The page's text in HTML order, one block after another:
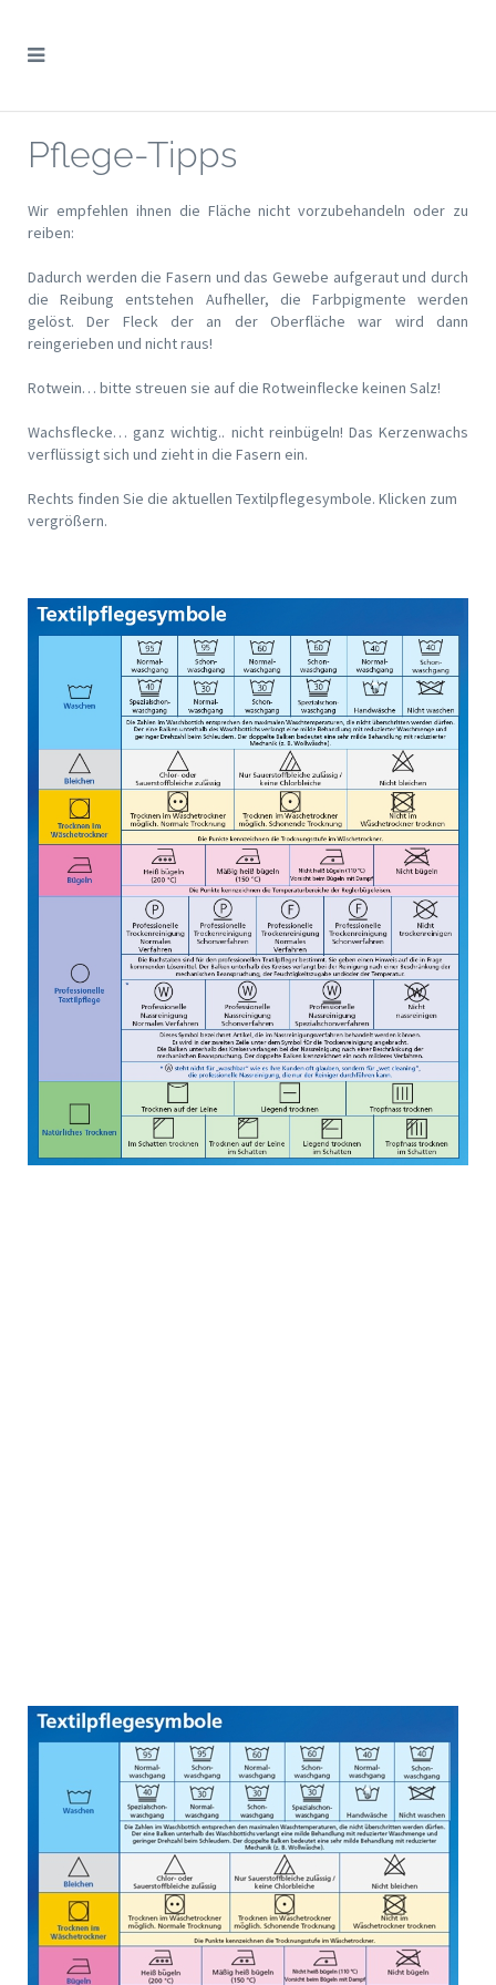
Pflege-Tipps
Wir empfehlen ihnen die Fläche nicht vorzubehandeln oder zu
reiben:
Dadurch werden die Fasern und das Gewebe aufgeraut und durch
die Reibung entstehen Aufheller, die Farbpigmente werden
gelöst. Der Fleck der an der Oberfläche war wird dann
reingerieben und nicht raus!
Rotwein… bitte streuen sie auf die Rotweinflecke keinen Salz!
Wachsflecke… ganz wichtig.. nicht reinbügeln! Das Kerzenwachs
verflüssigt sich und zieht in die Fasern ein.
Rechts finden Sie die aktuellen Textilpflegesymbole. Klicken zum
vergrößern.